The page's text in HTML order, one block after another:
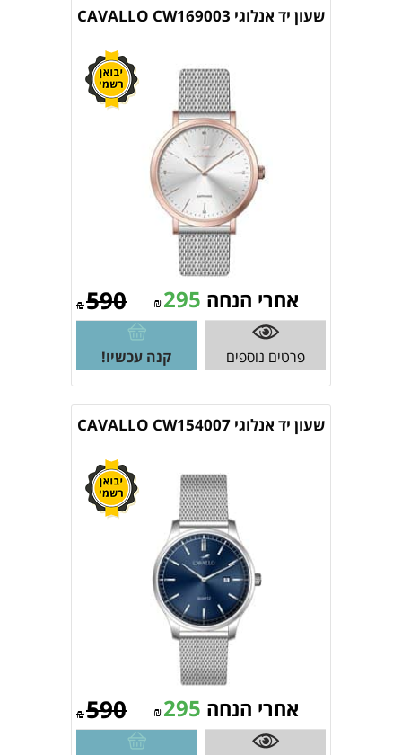
שעון יד אנלוגי CAVALLO CW169003
₪590 אחרי הנחה ₪295
פרטים נוספים קנה עכשיו!
שעון יד אנלוגי CAVALLO CW154007
₪590 אחרי הנחה ₪295